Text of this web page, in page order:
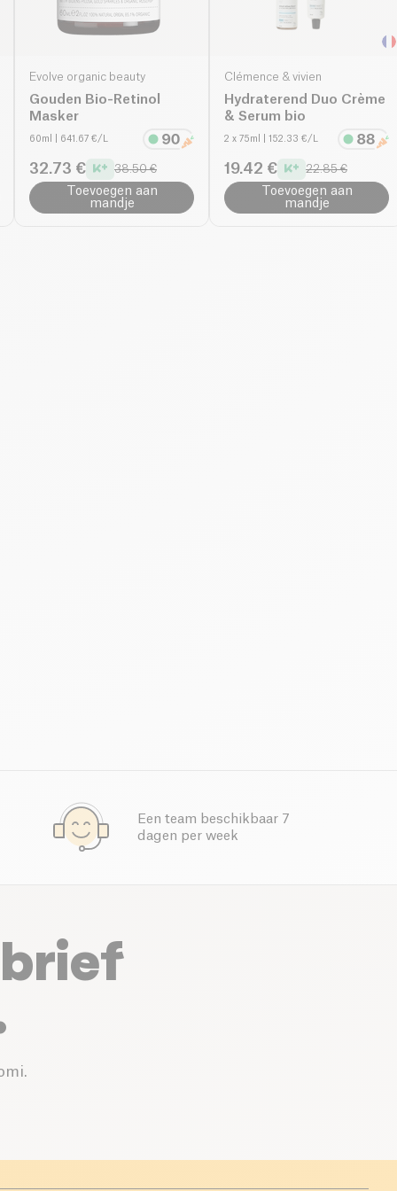
Evolve organic beauty
Gouden Bio-Retinol
Masker
60ml | 641.67 €/L
32.73 € 38.50 €
Toevoegen aan
mandje
Clémence & vivien
Hydraterend Duo Crème
& Serum bio
2 x 75ml | 152.33 €/L
19.42 € 22.85 €
Toevoegen aan
mandje
Een team beschikbaar 7
dagen per week